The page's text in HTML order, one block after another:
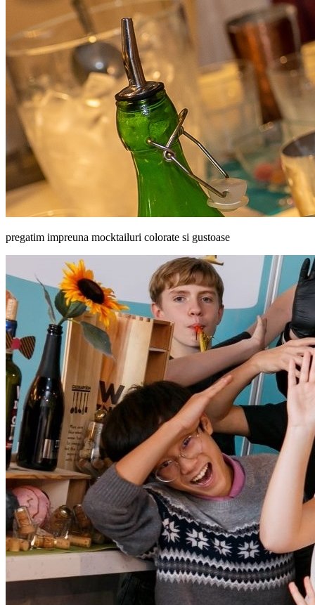
pregatim impreuna mocktailuri colorate si gustoase